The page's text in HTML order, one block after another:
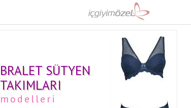
BRALET SÜTYEN
TAKIMLARI
modelleri